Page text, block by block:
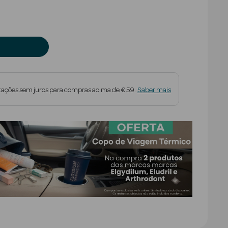
sem juros para compras acima de € 59. Saber mais